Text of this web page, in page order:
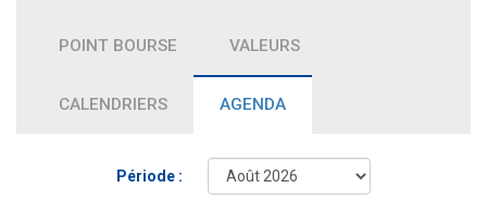
POINT BOURSE VALEURS
CALENDRIERS AGENDA
Période :